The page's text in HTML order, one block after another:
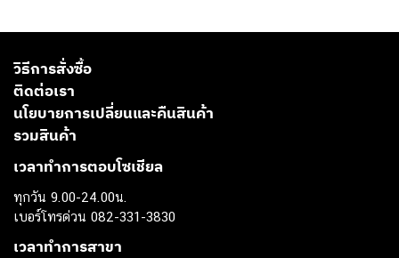
วิธีการสั่งซื้อ
ติดต่อเรา
นโยบายการเปลี่ยนและคืนสินค้า
รวมสินค้า
เวลาทำการตอบโซเชียล
ทุกวัน 9.00-24.00น.
เบอร์โทรด่วน 082-331-3830
เวลาทำการสาขา